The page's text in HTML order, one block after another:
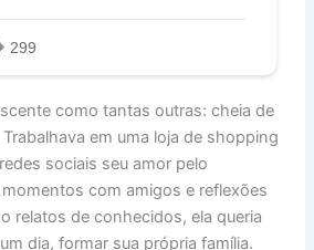
como tantas outras: cheia de
em uma loja de shopping
sociais seu amor pelo
com amigos e reflexões
relatos de conhecidos, ela queria
dia, formar sua própria família.